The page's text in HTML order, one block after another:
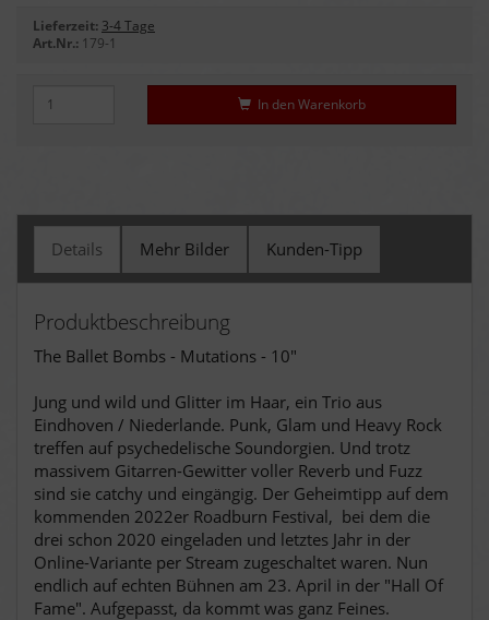
Lieferzeit: 3-4 Tage
Art.Nr.: 179-1
In den Warenkorb
Details Mehr Bilder Kunden-Tipp
Produktbeschreibung
The Ballet Bombs - Mutations - 10"
Jung und wild und Glitter im Haar, ein Trio aus
Eindhoven / Niederlande. Punk, Glam und Heavy Rock
treffen auf psychedelische Soundorgien. Und trotz
massivem Gitarren-Gewitter voller Reverb und Fuzz
sind sie catchy und eingängig. Der Geheimtipp auf dem
kommenden 2022er Roadburn Festival, bei dem die
drei schon 2020 eingeladen und letztes Jahr in der
Online-Variante per Stream zugeschaltet waren. Nun
endlich auf echten Bühnen am 23. April in der "Hall Of
Fame". Aufgepasst, da kommt was ganz Feines.